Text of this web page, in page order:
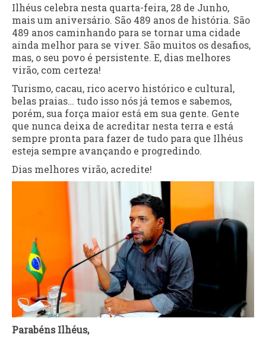
Ilhéus celebra nesta quarta-feira, 28 de Junho,
mais um aniversário. São 489 anos de história. São
489 anos caminhando para se tornar uma cidade
ainda melhor para se viver. São muitos os desafios,
mas, o seu povo é persistente. E, dias melhores
virão, com certeza!
Turismo, cacau, rico acervo histórico e cultural,
belas praias… tudo isso nós já temos e sabemos,
porém, sua força maior está em sua gente. Gente
que nunca deixa de acreditar nesta terra e está
sempre pronta para fazer de tudo para que Ilhéus
esteja sempre avançando e progredindo.
Dias melhores virão, acredite!
Parabéns Ilhéus,